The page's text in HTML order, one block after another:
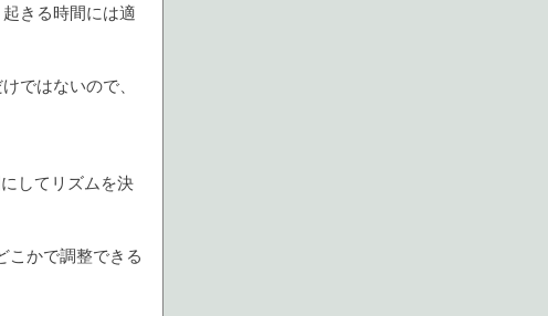
きる時間には適
ではないので、
してリズムを決
こかで調整できる